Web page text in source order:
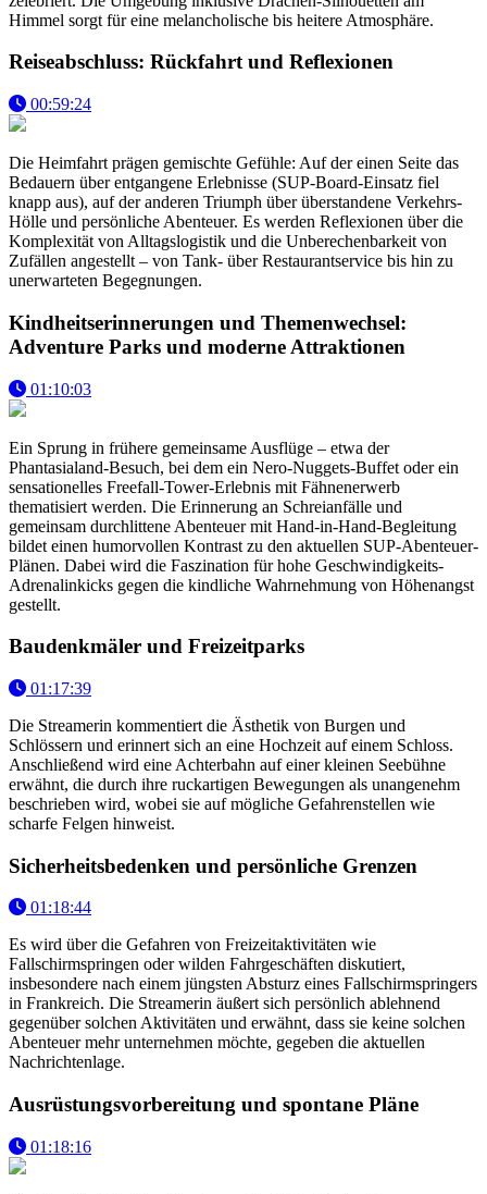
Himmel sorgt für eine melancholische bis heitere Atmosphäre.
Reiseabschluss: Rückfahrt und Reflexionen
00:59:24
Die Heimfahrt prägen gemischte Gefühle: Auf der einen Seite das
Bedauern über entgangene Erlebnisse (SUP-Board-Einsatz fiel
knapp aus), auf der anderen Triumph über überstandene Verkehrs-
Hölle und persönliche Abenteuer. Es werden Reflexionen über die
Komplexität von Alltagslogistik und die Unberechenbarkeit von
Zufällen angestellt – von Tank- über Restaurantservice bis hin zu
unerwarteten Begegnungen.
Kindheitserinnerungen und Themenwechsel:
Adventure Parks und moderne Attraktionen
01:10:03
Ein Sprung in frühere gemeinsame Ausflüge – etwa der
Phantasialand-Besuch, bei dem ein Nero-Nuggets-Buffet oder ein
sensationelles Freefall-Tower-Erlebnis mit Fähnenerwerb
thematisiert werden. Die Erinnerung an Schreianfälle und
gemeinsam durchlittene Abenteuer mit Hand-in-Hand-Begleitung
bildet einen humorvollen Kontrast zu den aktuellen SUP-Abenteuer-
Plänen. Dabei wird die Faszination für hohe Geschwindigkeits-
Adrenalinkicks gegen die kindliche Wahrnehmung von Höhenangst
gestellt.
Baudenkmäler und Freizeitparks
01:17:39
Die Streamerin kommentiert die Ästhetik von Burgen und
Schlössern und erinnert sich an eine Hochzeit auf einem Schloss.
Anschließend wird eine Achterbahn auf einer kleinen Seebühne
erwähnt, die durch ihre ruckartigen Bewegungen als unangenehm
beschrieben wird, wobei sie auf mögliche Gefahrenstellen wie
scharfe Felgen hinweist.
Sicherheitsbedenken und persönliche Grenzen
01:18:44
Es wird über die Gefahren von Freizeitaktivitäten wie
Fallschirmspringen oder wilden Fahrgeschäften diskutiert,
insbesondere nach einem jüngsten Absturz eines Fallschirmspringers
in Frankreich. Die Streamerin äußert sich persönlich ablehnend
gegenüber solchen Aktivitäten und erwähnt, dass sie keine solchen
Abenteuer mehr unternehmen möchte, gegeben die aktuellen
Nachrichtenlage.
Ausrüstungsvorbereitung und spontane Pläne
01:18:16